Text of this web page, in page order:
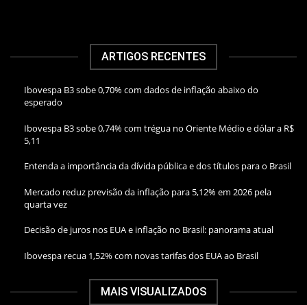
ARTIGOS RECENTES
Ibovespa B3 sobe 0,70% com dados de inflação abaixo do
esperado
Ibovespa B3 sobe 0,74% com trégua no Oriente Médio e dólar a R$
5,11
Entenda a importância da dívida pública e dos títulos para o Brasil
Mercado reduz previsão da inflação para 5,12% em 2026 pela
quarta vez
Decisão de juros nos EUA e inflação no Brasil: panorama atual
Ibovespa recua 1,52% com novas tarifas dos EUA ao Brasil
MAIS VISUALIZADOS